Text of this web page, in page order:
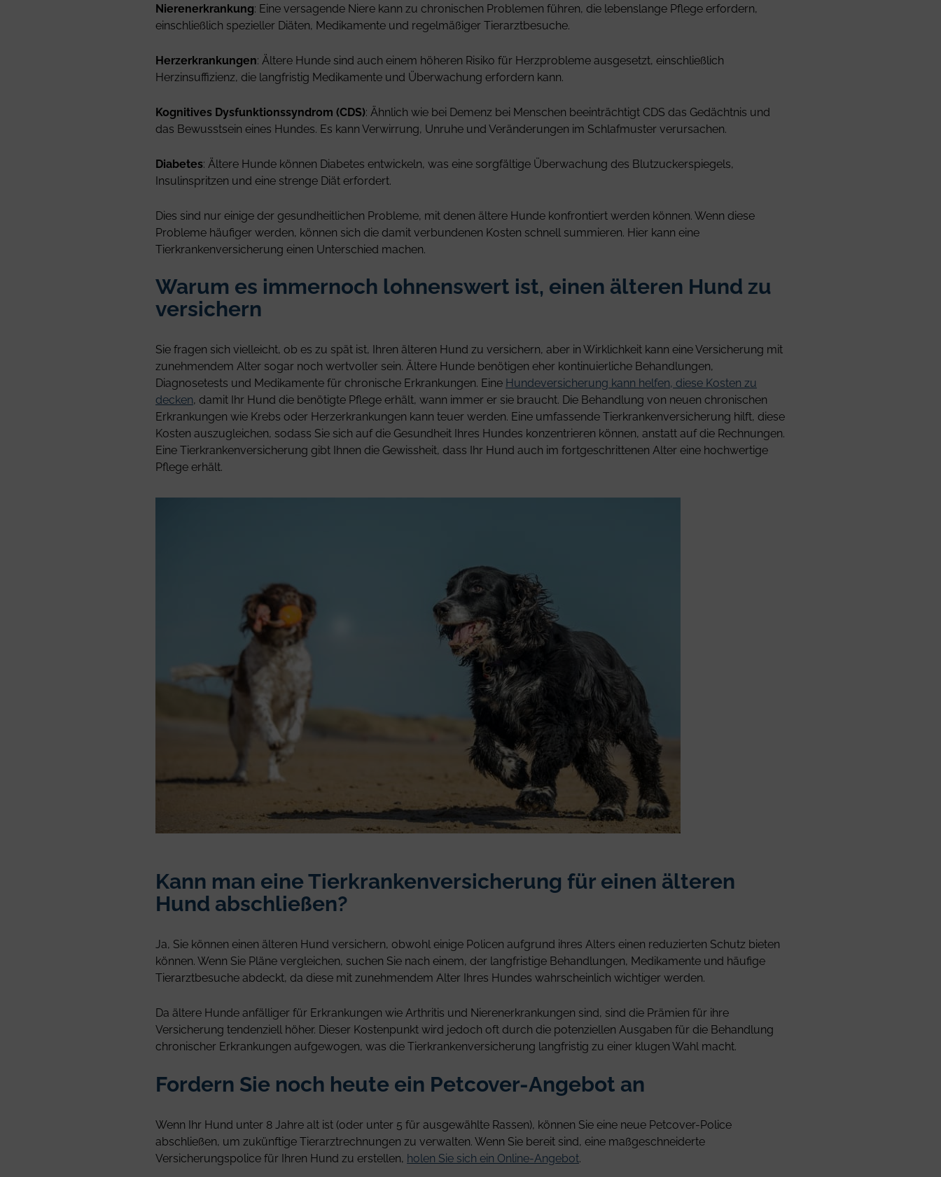
Nierenerkrankung: Eine versagende Niere kann zu chronischen Problemen führen, die lebenslange Pflege erfordern,
einschließlich spezieller Diäten, Medikamente und regelmäßiger Tierarztbesuche.
Herzerkrankungen: Ältere Hunde sind auch einem höheren Risiko für Herzprobleme ausgesetzt, einschließlich
Herzinsuffizienz, die langfristig Medikamente und Überwachung erfordern kann.
Kognitives Dysfunktionssyndrom (CDS): Ähnlich wie bei Demenz bei Menschen beeinträchtigt CDS das Gedächtnis und
das Bewusstsein eines Hundes. Es kann Verwirrung, Unruhe und Veränderungen im Schlafmuster verursachen.
Diabetes: Ältere Hunde können Diabetes entwickeln, was eine sorgfältige Überwachung des Blutzuckerspiegels,
Insulinspritzen und eine strenge Diät erfordert.
Dies sind nur einige der gesundheitlichen Probleme, mit denen ältere Hunde konfrontiert werden können. Wenn diese
Probleme häufiger werden, können sich die damit verbundenen Kosten schnell summieren. Hier kann eine
Tierkrankenversicherung einen Unterschied machen.
Warum es immernoch lohnenswert ist, einen älteren Hund zu
versichern
Sie fragen sich vielleicht, ob es zu spät ist, Ihren älteren Hund zu versichern, aber in Wirklichkeit kann eine Versicherung mit
zunehmendem Alter sogar noch wertvoller sein. Ältere Hunde benötigen eher kontinuierliche Behandlungen,
Diagnosetests und Medikamente für chronische Erkrankungen. Eine Hundeversicherung kann helfen, diese Kosten zu
decken, damit Ihr Hund die benötigte Pflege erhält, wann immer er sie braucht. Die Behandlung von neuen chronischen
Erkrankungen wie Krebs oder Herzerkrankungen kann teuer werden. Eine umfassende Tierkrankenversicherung hilft, diese
Kosten auszugleichen, sodass Sie sich auf die Gesundheit Ihres Hundes konzentrieren können, anstatt auf die Rechnungen.
Eine Tierkrankenversicherung gibt Ihnen die Gewissheit, dass Ihr Hund auch im fortgeschrittenen Alter eine hochwertige
Pflege erhält.
Kann man eine Tierkrankenversicherung für einen älteren
Hund abschließen?
Ja, Sie können einen älteren Hund versichern, obwohl einige Policen aufgrund ihres Alters einen reduzierten Schutz bieten
können. Wenn Sie Pläne vergleichen, suchen Sie nach einem, der langfristige Behandlungen, Medikamente und häufige
Tierarztbesuche abdeckt, da diese mit zunehmendem Alter Ihres Hundes wahrscheinlich wichtiger werden.
Da ältere Hunde anfälliger für Erkrankungen wie Arthritis und Nierenerkrankungen sind, sind die Prämien für ihre
Versicherung tendenziell höher. Dieser Kostenpunkt wird jedoch oft durch die potenziellen Ausgaben für die Behandlung
chronischer Erkrankungen aufgewogen, was die Tierkrankenversicherung langfristig zu einer klugen Wahl macht.
Fordern Sie noch heute ein Petcover-Angebot an
Wenn Ihr Hund unter 8 Jahre alt ist (oder unter 5 für ausgewählte Rassen), können Sie eine neue Petcover-Police
abschließen, um zukünftige Tierarztrechnungen zu verwalten. Wenn Sie bereit sind, eine maßgeschneiderte
Versicherungspolice für Ihren Hund zu erstellen, holen Sie sich ein Online-Angebot.